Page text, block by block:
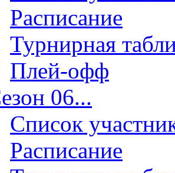
Расписание
Турнирная
Плей-офф
06...
Список
Расписание